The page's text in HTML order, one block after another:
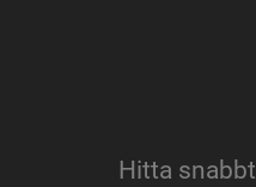
Hitta snabbt